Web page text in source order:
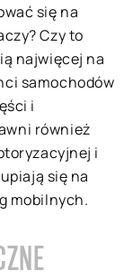
się na
Czy to
najwięcej na
samochodów
i
również
i
się na
mobilnych.